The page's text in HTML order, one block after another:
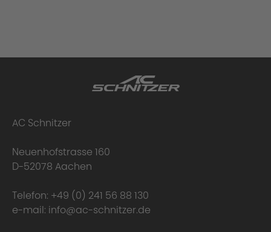
AC Schnitzer
Neuenhofstrasse 160
D-52078 Aachen
Telefon: +49 (0) 241 56 88 130
e-mail: info@ac-schnitzer.de